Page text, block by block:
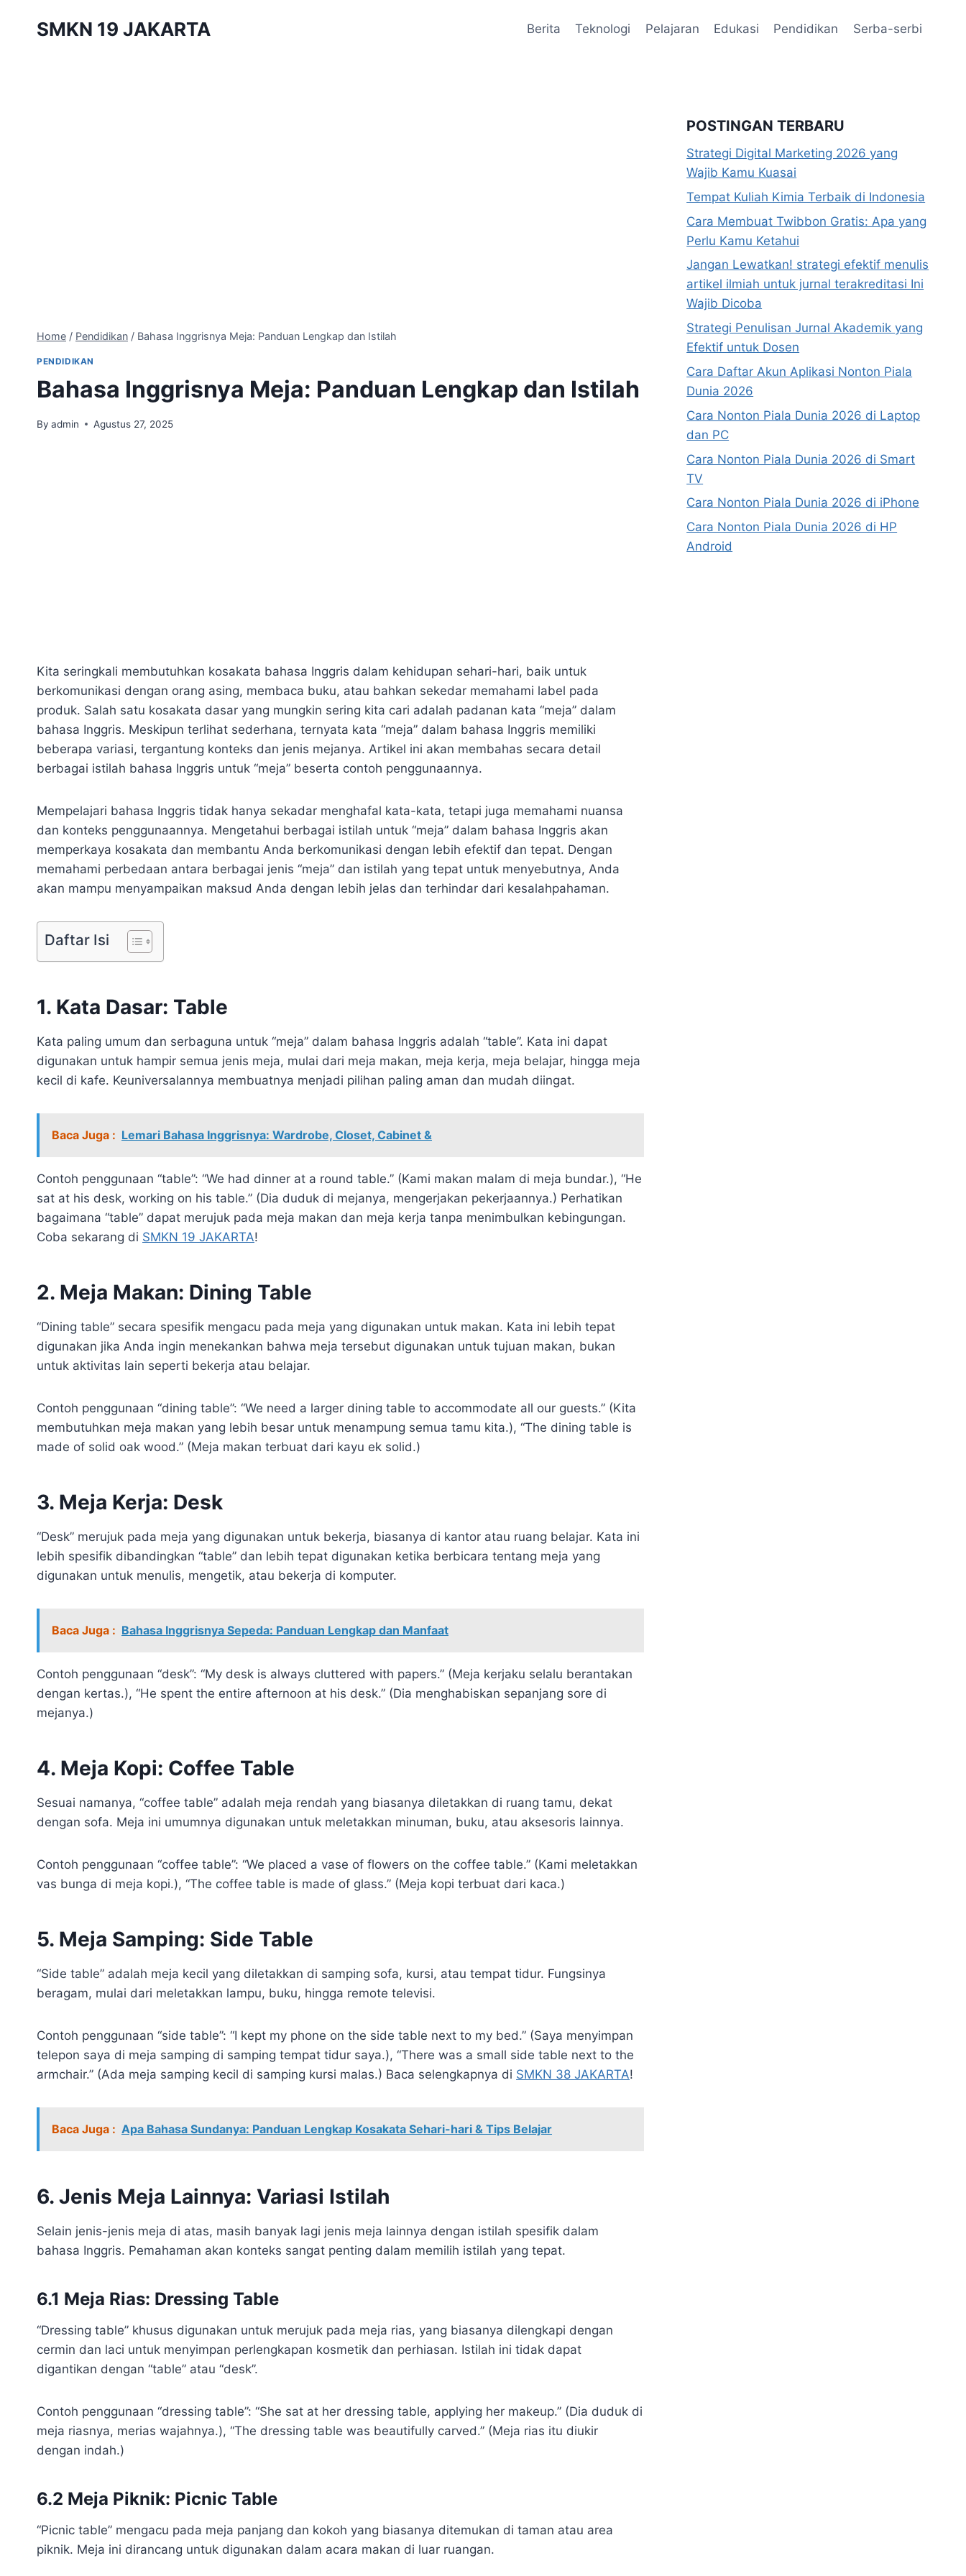
SMKN 19 JAKARTA Berita Teknologi Pelajaran Edukasi Pendidikan Serba-serbi
Home / Pendidikan / Bahasa Inggrisnya Meja: Panduan Lengkap dan Istilah
PENDIDIKAN
Bahasa Inggrisnya Meja: Panduan Lengkap dan Istilah
By admin Agustus 27, 2025
Kita seringkali membutuhkan kosakata bahasa Inggris dalam kehidupan sehari-hari, baik untuk
berkomunikasi dengan orang asing, membaca buku, atau bahkan sekedar memahami label pada
produk. Salah satu kosakata dasar yang mungkin sering kita cari adalah padanan kata “meja” dalam
bahasa Inggris. Meskipun terlihat sederhana, ternyata kata “meja” dalam bahasa Inggris memiliki
beberapa variasi, tergantung konteks dan jenis mejanya. Artikel ini akan membahas secara detail
berbagai istilah bahasa Inggris untuk “meja” beserta contoh penggunaannya.
Mempelajari bahasa Inggris tidak hanya sekadar menghafal kata-kata, tetapi juga memahami nuansa
dan konteks penggunaannya. Mengetahui berbagai istilah untuk “meja” dalam bahasa Inggris akan
memperkaya kosakata dan membantu Anda berkomunikasi dengan lebih efektif dan tepat. Dengan
memahami perbedaan antara berbagai jenis “meja” dan istilah yang tepat untuk menyebutnya, Anda
akan mampu menyampaikan maksud Anda dengan lebih jelas dan terhindar dari kesalahpahaman.
Daftar Isi
1. Kata Dasar: Table
Kata paling umum dan serbaguna untuk “meja” dalam bahasa Inggris adalah “table”. Kata ini dapat
digunakan untuk hampir semua jenis meja, mulai dari meja makan, meja kerja, meja belajar, hingga meja
kecil di kafe. Keuniversalannya membuatnya menjadi pilihan paling aman dan mudah diingat.
Baca Juga : Lemari Bahasa Inggrisnya: Wardrobe, Closet, Cabinet &
Contoh penggunaan “table”: “We had dinner at a round table.” (Kami makan malam di meja bundar.), “He
sat at his desk, working on his table.” (Dia duduk di mejanya, mengerjakan pekerjaannya.) Perhatikan
bagaimana “table” dapat merujuk pada meja makan dan meja kerja tanpa menimbulkan kebingungan.
Coba sekarang di SMKN 19 JAKARTA!
2. Meja Makan: Dining Table
“Dining table” secara spesifik mengacu pada meja yang digunakan untuk makan. Kata ini lebih tepat
digunakan jika Anda ingin menekankan bahwa meja tersebut digunakan untuk tujuan makan, bukan
untuk aktivitas lain seperti bekerja atau belajar.
Contoh penggunaan “dining table”: “We need a larger dining table to accommodate all our guests.” (Kita
membutuhkan meja makan yang lebih besar untuk menampung semua tamu kita.), “The dining table is
made of solid oak wood.” (Meja makan terbuat dari kayu ek solid.)
3. Meja Kerja: Desk
“Desk” merujuk pada meja yang digunakan untuk bekerja, biasanya di kantor atau ruang belajar. Kata ini
lebih spesifik dibandingkan “table” dan lebih tepat digunakan ketika berbicara tentang meja yang
digunakan untuk menulis, mengetik, atau bekerja di komputer.
Baca Juga : Bahasa Inggrisnya Sepeda: Panduan Lengkap dan Manfaat
Contoh penggunaan “desk”: “My desk is always cluttered with papers.” (Meja kerjaku selalu berantakan
dengan kertas.), “He spent the entire afternoon at his desk.” (Dia menghabiskan sepanjang sore di
mejanya.)
4. Meja Kopi: Coffee Table
Sesuai namanya, “coffee table” adalah meja rendah yang biasanya diletakkan di ruang tamu, dekat
dengan sofa. Meja ini umumnya digunakan untuk meletakkan minuman, buku, atau aksesoris lainnya.
Contoh penggunaan “coffee table”: “We placed a vase of flowers on the coffee table.” (Kami meletakkan
vas bunga di meja kopi.), “The coffee table is made of glass.” (Meja kopi terbuat dari kaca.)
5. Meja Samping: Side Table
“Side table” adalah meja kecil yang diletakkan di samping sofa, kursi, atau tempat tidur. Fungsinya
beragam, mulai dari meletakkan lampu, buku, hingga remote televisi.
Contoh penggunaan “side table”: “I kept my phone on the side table next to my bed.” (Saya menyimpan
telepon saya di meja samping di samping tempat tidur saya.), “There was a small side table next to the
armchair.” (Ada meja samping kecil di samping kursi malas.) Baca selengkapnya di SMKN 38 JAKARTA!
Baca Juga : Apa Bahasa Sundanya: Panduan Lengkap Kosakata Sehari-hari & Tips Belajar
6. Jenis Meja Lainnya: Variasi Istilah
Selain jenis-jenis meja di atas, masih banyak lagi jenis meja lainnya dengan istilah spesifik dalam
bahasa Inggris. Pemahaman akan konteks sangat penting dalam memilih istilah yang tepat.
6.1 Meja Rias: Dressing Table
“Dressing table” khusus digunakan untuk merujuk pada meja rias, yang biasanya dilengkapi dengan
cermin dan laci untuk menyimpan perlengkapan kosmetik dan perhiasan. Istilah ini tidak dapat
digantikan dengan “table” atau “desk”.
Contoh penggunaan “dressing table”: “She sat at her dressing table, applying her makeup.” (Dia duduk di
meja riasnya, merias wajahnya.), “The dressing table was beautifully carved.” (Meja rias itu diukir
dengan indah.)
6.2 Meja Piknik: Picnic Table
“Picnic table” mengacu pada meja panjang dan kokoh yang biasanya ditemukan di taman atau area
piknik. Meja ini dirancang untuk digunakan dalam acara makan di luar ruangan.
POSTINGAN TERBARU
Strategi Digital Marketing 2026 yang
Wajib Kamu Kuasai
Tempat Kuliah Kimia Terbaik di Indonesia
Cara Membuat Twibbon Gratis: Apa yang
Perlu Kamu Ketahui
Jangan Lewatkan! strategi efektif menulis
artikel ilmiah untuk jurnal terakreditasi Ini
Wajib Dicoba
Strategi Penulisan Jurnal Akademik yang
Efektif untuk Dosen
Cara Daftar Akun Aplikasi Nonton Piala
Dunia 2026
Cara Nonton Piala Dunia 2026 di Laptop
dan PC
Cara Nonton Piala Dunia 2026 di Smart
TV
Cara Nonton Piala Dunia 2026 di iPhone
Cara Nonton Piala Dunia 2026 di HP
Android